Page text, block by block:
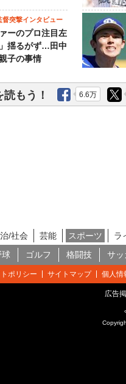
督突撃インタビュー
ーのプロ注目左
揺るがず…田中
子の事情
もう！ 6.6万
/社会 芸能 スポーツ ラ
球
ゴルフ 格闘技 サッ
ポリシー サイトマップ 個人情
広告